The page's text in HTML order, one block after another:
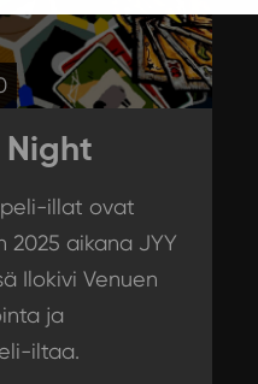
illat ovat
2025 aikana JYY
Ilokivi Venuen
ja
iltaa.